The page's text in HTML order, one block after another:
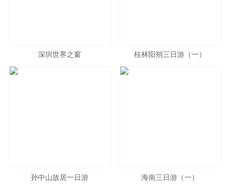
深圳世界之窗 桂林阳朔三日游（一）
孙中山故居一日游 海南三日游（一）